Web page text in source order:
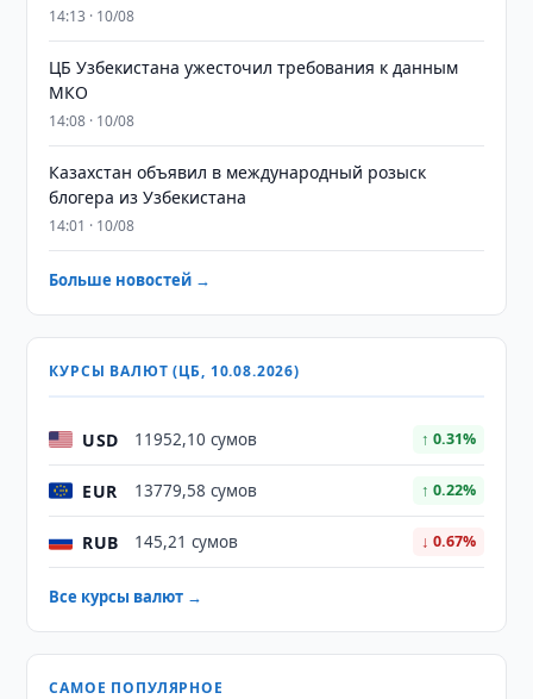
14:13 · 10/08
ЦБ Узбекистана ужесточил требования к данным
МКО
14:08 · 10/08
Казахстан объявил в международный розыск
блогера из Узбекистана
14:01 · 10/08
Больше новостей →
КУРСЫ ВАЛЮТ (ЦБ, 10.08.2026)
USD 11952,10 сумов ↑ 0.31%
EUR 13779,58 сумов ↑ 0.22%
RUB 145,21 сумов ↓ 0.67%
Все курсы валют →
САМОЕ ПОПУЛЯРНОЕ